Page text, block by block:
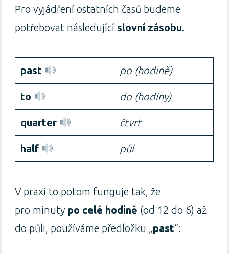
Pro vyjádření ostatních časů budeme
potřebovat následující slovní zásobu
past po (hodině)
to do (hodiny)
quarter čtvrt
half půl
V praxi to potom funguje tak, že
pro minuty po celé hodině (od 12 do 6) až
do půli, používáme předložku „ past“: